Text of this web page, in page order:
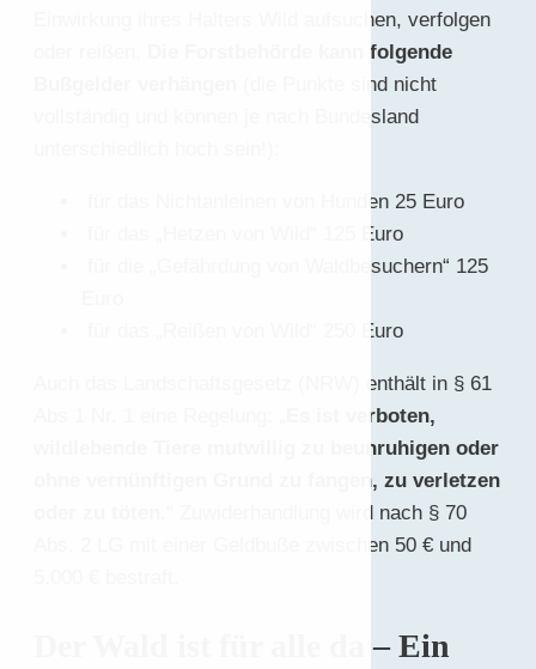
Einwirkung ihres Halters Wild aufsuchen, verfolgen
Die Forstbehörde kann folgende
(die Punkte sind nicht
vollständig und können je nach Bundesland
für das Nichtanleinen von Hunden 25 Euro
für das „Hetzen von Wild“ 125 Euro
für die „Gefährdung von Waldbesuchern“ 125
für das „Reißen von Wild“ 250 Euro
Auch das Landschaftsgesetz (NRW) enthält in § 61
Es ist verboten,
wildlebende Tiere mutwillig zu beunruhigen oder
ohne vernünfti­gen Grund zu fangen, zu verletzen
“ Zuwiderhandlung wird nach § 70
Abs. 2 LG mit einer Geld­buße zwischen 50 € und
Der Wald ist für alle da – Ein